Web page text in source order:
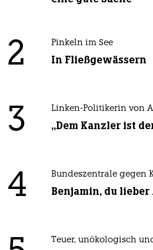
2 Pinkeln im See
In Fließgewässern
3 Linken-Politikerin von
„Dem Kanzler ist
4 Bundeszentrale gegen
Benjamin, du
Teuer, unökologisch